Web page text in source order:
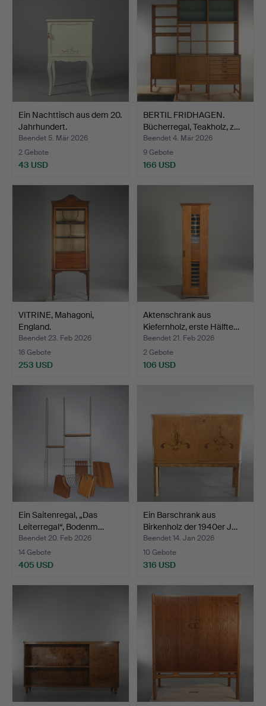
Ein Nachttisch aus dem 20.
Jahrhundert.
Beendet 5. Mär 2026
2 Gebote
43 USD
BERTIL FRIDHAGEN.
Bücherregal, Teakholz, z…
Beendet 4. Mär 2026
9 Gebote
166 USD
VITRINE, Mahagoni,
England.
Beendet 23. Feb 2026
16 Gebote
253 USD
Aktenschrank aus
Kiefernholz, erste Hälfte…
Beendet 21. Feb 2026
2 Gebote
106 USD
Ein Saitenregal, „Das
Leiterregal“, Bodenm…
Beendet 20. Feb 2026
14 Gebote
405 USD
Ein Barschrank aus
Birkenholz der 1940er J…
Beendet 14. Jan 2026
10 Gebote
316 USD